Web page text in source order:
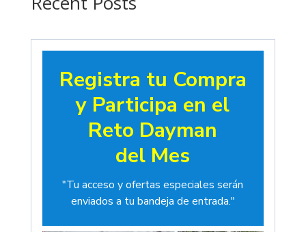
Registra tu Compra
y Participa en el
Reto Dayman
del Mes
"Tu acceso y ofertas especiales serán
enviados a tu bandeja de entrada."